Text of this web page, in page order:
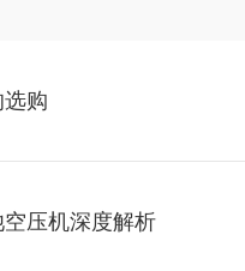
购
压机深度解析